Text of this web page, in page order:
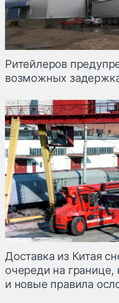
Ритейлеров
возможных
Доставка из Китая
очереди на границе,
и новые правила